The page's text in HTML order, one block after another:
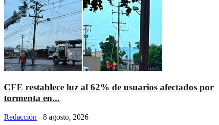
CFE restablece luz al 62% de usuarios afectados por
tormenta en...
Redacción - 8 agosto, 2026